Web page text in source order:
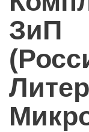
ЗиП